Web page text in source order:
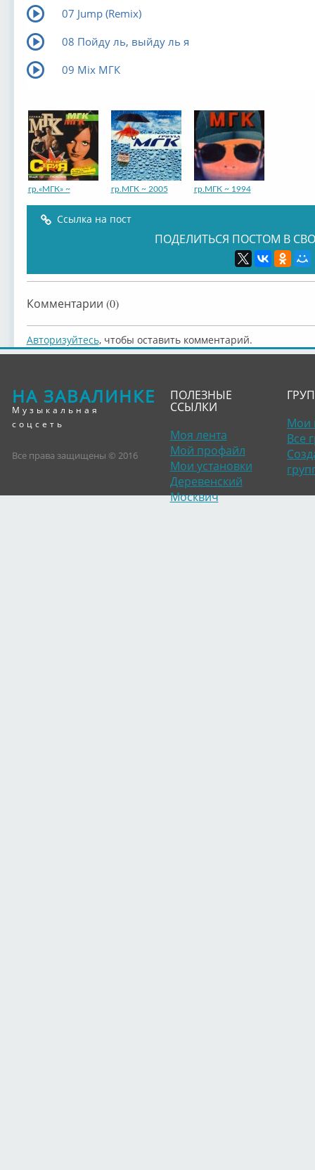
07 Jump (Remix)
08 Пойду ль, выйду ль я
09 Mix МГК
гр.«МГК» ~ гр.МГК ~ 2005 гр.МГК ~ 1994
Ссылка на пост
ПОДЕЛИТЬСЯ ПОСТОМ В
Комментарии (0)
Авторизуйтесь, чтобы оставить комментарий.
НА ЗАВАЛИНКЕ
Музыкальная
соцсеть
Все права защищены © 2016
ПОЛЕЗНЫЕ
ССЫЛКИ
Моя лента
Мой профайл
Мои установки
Деревенский
Москвич
Мои
Все